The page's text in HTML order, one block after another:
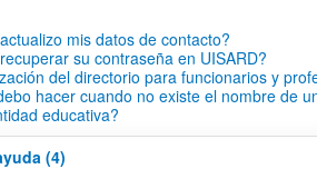
mis datos de contacto?
su contraseña en UISARD?
del directorio para funcionarios y
hacer cuando no existe el nombre de
educativa?
(4)